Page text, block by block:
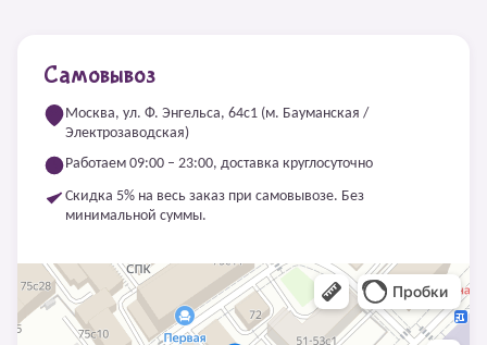
Самовывоз
Москва, ул. Ф. Энгельса, 64с1 (м. Бауманская /
Электрозаводская)
Работаем 09:00 – 23:00, доставка круглосуточно
Скидка 5% на весь заказ при самовывозе. Без
минимальной суммы.